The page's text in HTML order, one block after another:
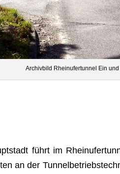
Archiv­bild Rhein­ufer­tun­nel Ein
führt im
an der